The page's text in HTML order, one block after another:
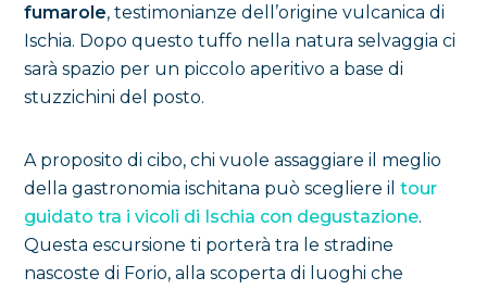
fumarole, testimonianze dell’origine vulcanica di
Ischia. Dopo questo tuffo nella natura selvaggia ci
sarà spazio per un piccolo aperitivo a base di
stuzzichini del posto.
A proposito di cibo, chi vuole assaggiare il meglio
della gastronomia ischitana può scegliere il tour
guidato tra i vicoli di Ischia con degustazione.
Questa escursione ti porterà tra le stradine
nascoste di Forio, alla scoperta di luoghi che